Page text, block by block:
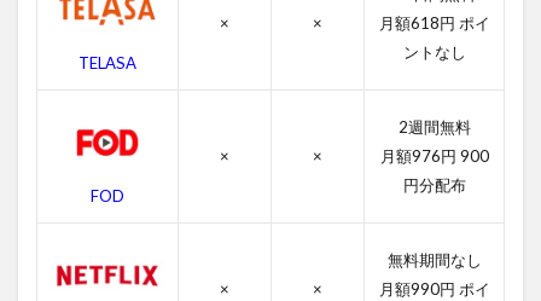
ト
ム
の
TELASA
× ×
月額618円 ポイ
ントなし
FOD
× ×
2週間無料
月額976円 900
円分配布
× ×
無料期間なし
月額990円 ポイ